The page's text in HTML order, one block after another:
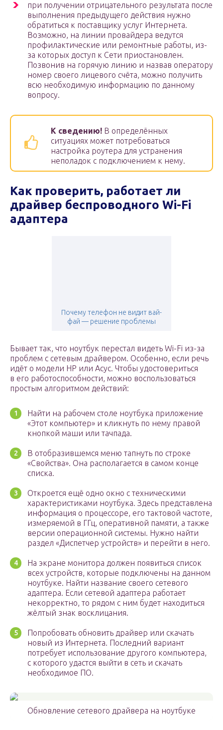
при получении отрицательного результата после
выполнения предыдущего действия нужно
обратиться к поставщику услуг Интернета.
Возможно, на линии провайдера ведутся
профилактические или ремонтные работы, из-
за которых доступ к Сети приостановлен.
Позвонив на горячую линию и назвав оператору
номер своего лицевого счёта, можно получить
всю необходимую информацию по данному
вопросу.
К сведению! В определённых
ситуациях может потребоваться
настройка роутера для устранения
неполадок с подключением к нему.
Как проверить, работает ли
драйвер беспроводного Wi-Fi
адаптера
Почему телефон не видит вай-
фай — решение проблемы
Бывает так, что ноутбук перестал видеть Wi-Fi из-за
проблем с сетевым драйвером. Особенно, если речь
идёт о модели HP или Асус. Чтобы удостовериться
в его работоспособности, можно воспользоваться
простым алгоритмом действий:
Найти на рабочем столе ноутбука приложение
«Этот компьютер» и кликнуть по нему правой
кнопкой маши или тачпада.
В отобразившемся меню тапнуть по строке
«Свойства». Она располагается в самом конце
списка.
Откроется ещё одно окно с техническими
характеристиками ноутбука. Здесь представлена
информация о процессоре, его тактовой частоте,
измеряемой в ГГц, оперативной памяти, а также
версии операционной системы. Нужно найти
раздел «Диспетчер устройств» и перейти в него.
На экране монитора должен появиться список
всех устройств, которые подключены на данном
ноутбуке. Найти название своего сетевого
адаптера. Если сетевой адаптера работает
некорректно, то рядом с ним будет находиться
жёлтый знак восклицания.
Попробовать обновить драйвер или скачать
новый из Интернета. Последний вариант
потребует использование другого компьютера,
с которого удастся выйти в сеть и скачать
необходимое ПО.
Обновление сетевого драйвера на ноутбуке